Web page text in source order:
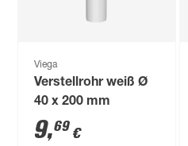
Viega
Verstellrohr weiß Ø
40 x 200 mm
9,69 €